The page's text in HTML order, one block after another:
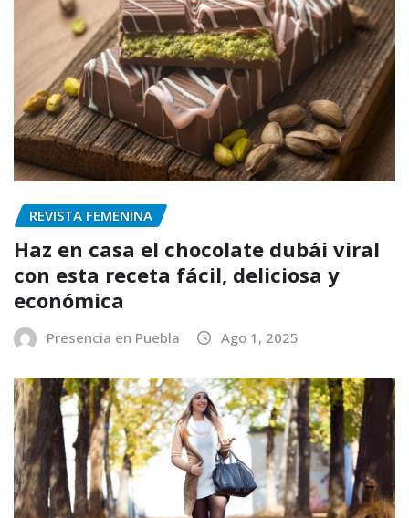
REVISTA FEMENINA
Haz en casa el chocolate dubái viral
con esta receta fácil, deliciosa y
económica
Presencia en Puebla Ago 1, 2025